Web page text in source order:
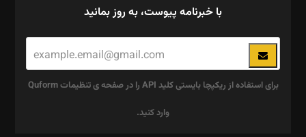
با خبرنامه پیوست، به روز بمانید
برای استفاده از ریکپچا بایستی کلید API را در صفحه ی تنظیمات Quform
وارد کنید.